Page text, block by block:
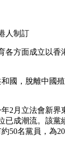
人制訂
方面成立以香
國，脫離中國
2月立法會新界
成潮流。該黨
50名黨員，為